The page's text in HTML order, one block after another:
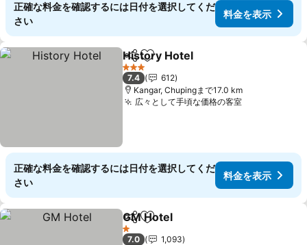
正確な料金を確認するには日付を選択してくだ
さい
料金を表示
シェアお気に入りに追加
History Hotel
3 ホテルのランク
7.4
612
Kangar, Chupingまで17.0 km
広々として手頃な価格の客室料金を表示
正確な料金を確認するには日付を選択してくだ
さい
料金を表示
シェアお気に入りに追加
GM Hotel
1 ホテルのランク
7.0
1,093